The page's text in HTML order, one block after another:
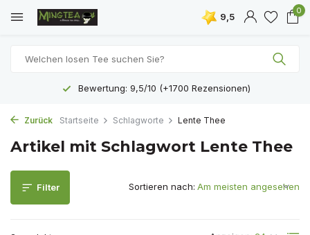
9,5
0
Bewertung: 9,5/10 (+1700 Rezensionen)
Zurück Startseite Schlagworte Lente Thee
Artikel mit Schlagwort Lente Thee
Filter Sortieren nach: